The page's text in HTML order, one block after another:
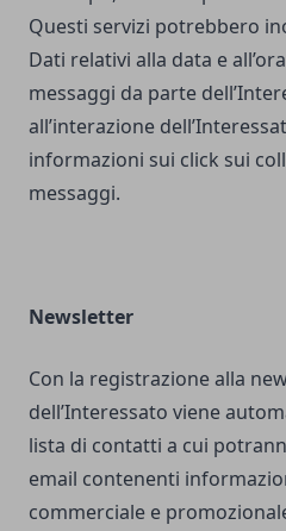
Questi servizi potrebbero
Dati relativi alla data e
messaggi da parte
all’interazione
informazioni sui click sui
messaggi.
Newsletter
Con la registrazione alla
dell’Interessato viene
lista di contatti a cui
email contenenti
commerciale e